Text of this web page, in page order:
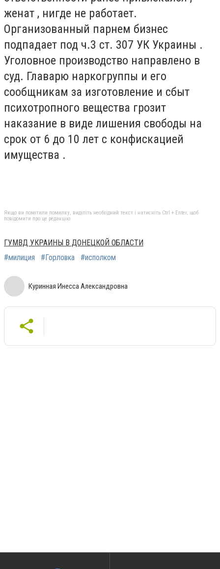
женат , нигде не работает.
Организованный парнем бизнес
подпадает под ч.3 ст. 307 УК Украины .
Уголовное производство направлено в
суд. Главарю наркогруппы и его
сообщникам за изготовление и сбыт
психотропного вещества грозит
наказание в виде лишения свободы на
срок от 6 до 10 лет с конфискацией
имущества .
Якщо ви помітили помилку, виділіть необхідний текст і натисніть Ctrl + Enter, щоб
повідомити про це редакцію
ГУМВД УКРАИНЫ В ДОНЕЦКОЙ ОБЛАСТИ
#милиция
#Горловка #исполком
Куринная Инесса Александровна